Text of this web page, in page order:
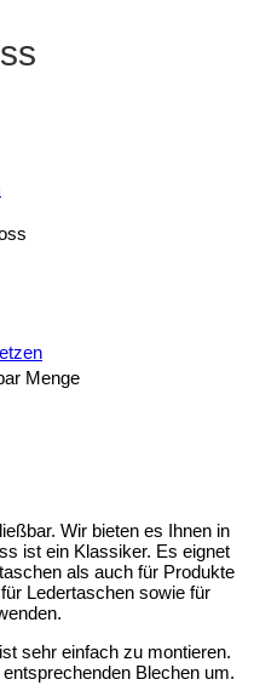
Menge
Wir bieten es Ihnen in
ist ein Klassiker. Es eignet
als auch für Produkte
Ledertaschen sowie für
sehr einfach zu montieren.
Blechen um.